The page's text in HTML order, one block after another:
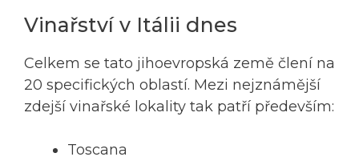
Vinařství v Itálii dnes
Celkem se tato jihoevropská země člení na
20 specifických oblastí. Mezi nejznámější
zdejší vinařské lokality tak patří především:
Toscana